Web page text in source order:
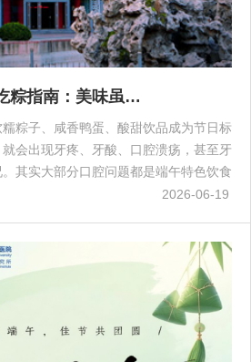
2026-06-19
粽指南：美味虽…
粽子、咸香鸭蛋、酸甜饮品成为节日标
会出现牙疼、牙酸、口腔溃疡，甚至牙
其实大部分口腔问题都是端午特色饮食